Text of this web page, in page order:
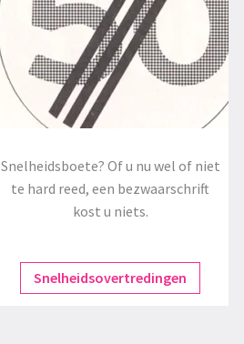
Snelheidsboete? Of u nu wel of niet
te hard reed, een bezwaarschrift
kost u niets.
Snelheidsovertredingen